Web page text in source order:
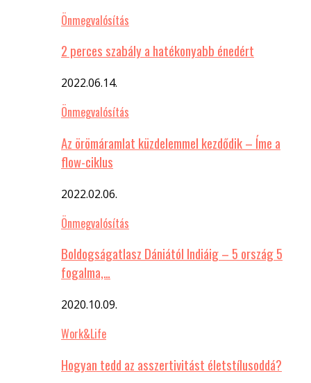
Önmegvalósítás
2 perces szabály a hatékonyabb énedért
2022.06.14.
Önmegvalósítás
Az örömáramlat küzdelemmel kezdődik – Íme a
flow-ciklus
2022.02.06.
Önmegvalósítás
Boldogságatlasz Dániától Indiáig – 5 ország 5
fogalma,…
2020.10.09.
Work&Life
Hogyan tedd az asszertivitást életstílusoddá?